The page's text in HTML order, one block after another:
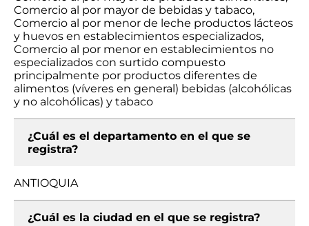
Comercio al por mayor de bebidas y tabaco,
Comercio al por menor de leche productos lácteos
y huevos en establecimientos especializados,
Comercio al por menor en establecimientos no
especializados con surtido compuesto
principalmente por productos diferentes de
alimentos (víveres en general) bebidas (alcohólicas
y no alcohólicas) y tabaco
¿Cuál es el departamento en el que se
registra?
ANTIOQUIA
¿Cuál es la ciudad en el que se registra?